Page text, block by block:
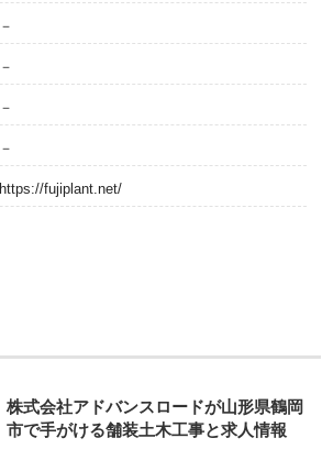
－
－
－
－
https://fujiplant.net/
株式会社アドバンスロードが山形県鶴岡
市で手がける舗装土木工事と求人情報